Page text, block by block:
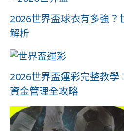
2026世界盃球衣有多強
解析
2026世界盃運彩完整教學
資金管理全攻略